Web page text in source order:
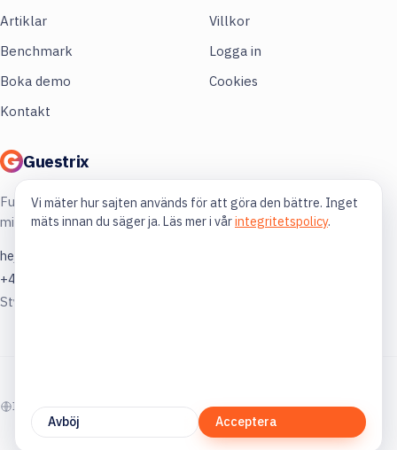
Guestrix
Full koll på din restaurang. Mer lönsamhet,
mindre gissning.
hej@guestrix.com
+46 73 032 72 03
Styckjunkargatan 1, 114 35 Stockholm
Artiklar
Benchmark
Boka demo
Kontakt
Villkor
Logga in
Cookies
In English
guestrix.com
Vi mäter hur sajten används för att göra den bättre. Inget
mäts innan du säger ja. Läs mer i vårintegritetspolicy.
Avböj Acceptera